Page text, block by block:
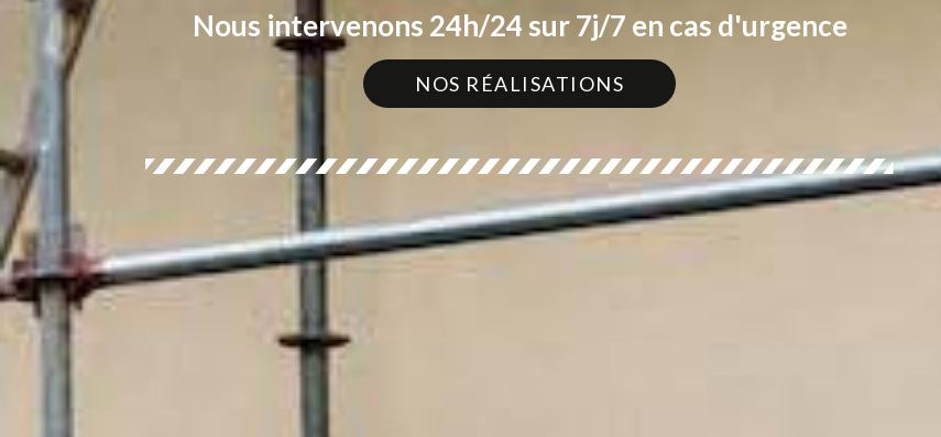
Nous intervenons 24h/24 sur 7j/7 en cas d'urgence
NOS RÉALISATIONS